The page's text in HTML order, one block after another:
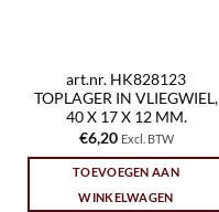
art.nr. HK828123
TOPLAGER IN VLIEGWIEL,
40 X 17 X 12 MM.
€6,20 Excl. BTW
TOEVOEGEN AAN
WINKELWAGEN